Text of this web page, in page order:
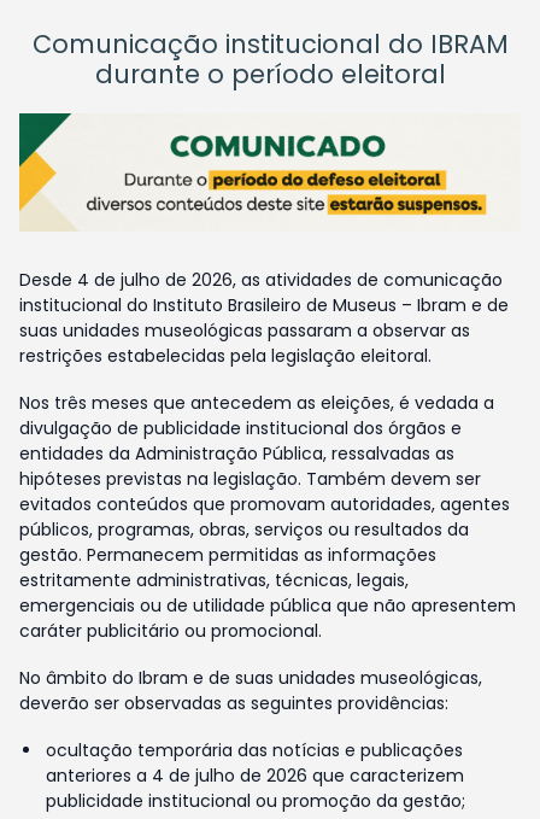
Comunicação institucional do IBRAM
durante o período eleitoral
Desde 4 de julho de 2026, as atividades de comunicação
institucional do Instituto Brasileiro de Museus – Ibram e de
suas unidades museológicas passaram a observar as
restrições estabelecidas pela legislação eleitoral.
Nos três meses que antecedem as eleições, é vedada a
divulgação de publicidade institucional dos órgãos e
entidades da Administração Pública, ressalvadas as
hipóteses previstas na legislação. Também devem ser
evitados conteúdos que promovam autoridades, agentes
públicos, programas, obras, serviços ou resultados da
gestão. Permanecem permitidas as informações
estritamente administrativas, técnicas, legais,
emergenciais ou de utilidade pública que não apresentem
caráter publicitário ou promocional.
No âmbito do Ibram e de suas unidades museológicas,
deverão ser observadas as seguintes providências:
ocultação temporária das notícias e publicações
anteriores a 4 de julho de 2026 que caracterizem
publicidade institucional ou promoção da gestão;